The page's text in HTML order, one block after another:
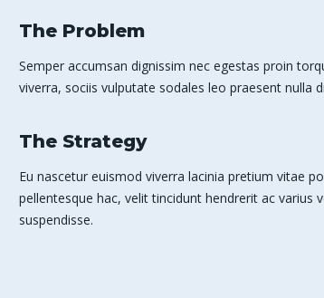
The Problem
Semper accumsan dignissim nec egestas proin
viverra, sociis vulputate sodales leo praesent nulla
The Strategy
Eu nascetur euismod viverra lacinia pretium vitae
pellentesque hac, velit tincidunt hendrerit ac varius
suspendisse.